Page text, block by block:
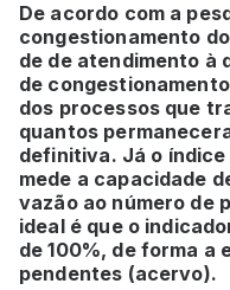
De acordo com a
congestionamento
de de atendimento à
de
dos processos que
quantos
definitiva. Já o
mede a capacidade
vazão ao número de
ideal é que o
de 100%, de forma a
pendentes (acervo).